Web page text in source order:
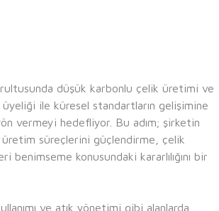
düşük karbonlu çelik üretimi ve
üyeliği ile küresel standartların gelişimine
vermeyi hedefliyor. Bu adım; şirketin
süreçlerini güçlendirme, çelik
konusundaki kararlılığını bir
ve atık yönetimi gibi alanlarda